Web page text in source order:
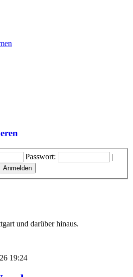
Passwort:
|
und darüber hinaus.
19:24